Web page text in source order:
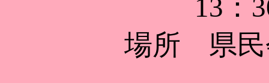
13：
場所 県民